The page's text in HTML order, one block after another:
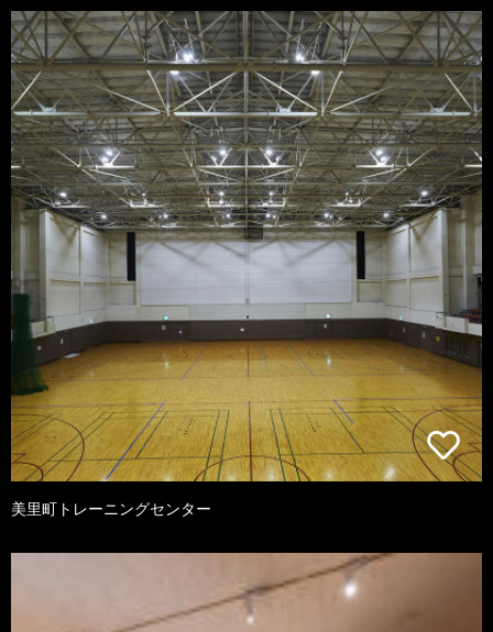
美里町トレーニングセンター